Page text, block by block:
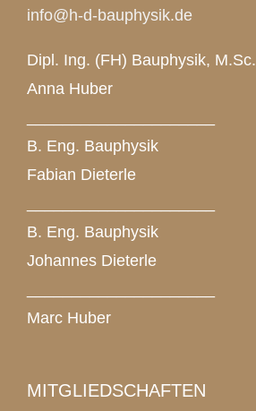
info@h-d-bauphysik.de
Dipl. Ing. (FH) Bauphysik, M.Sc.
Anna Huber
B. Eng. Bauphysik
Fabian Dieterle
B. Eng. Bauphysik
Johannes Dieterle
Marc Huber
MITGLIEDSCHAFTEN